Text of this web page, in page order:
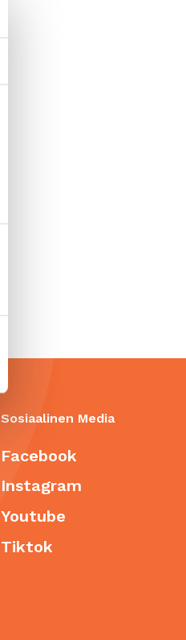
Sosiaalinen Media
Facebook
Instagram
Youtube
Tiktok